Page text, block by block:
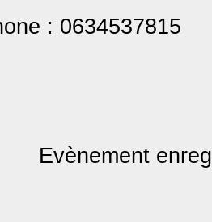
: 0634537815
Evènement